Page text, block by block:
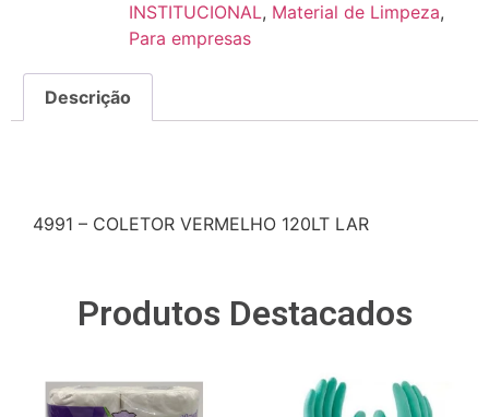
INSTITUCIONAL, Material de Limpeza,
Para empresas
Descrição
4991 – COLETOR VERMELHO 120LT LAR
Produtos Destacados